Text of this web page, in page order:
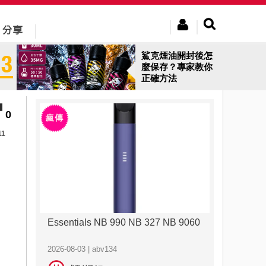
鯊克煙油開封後怎
麼保存？專家教你
正確方法
0
Essentials NB 990 NB 327 NB 9060
2026-08-03 | abv134